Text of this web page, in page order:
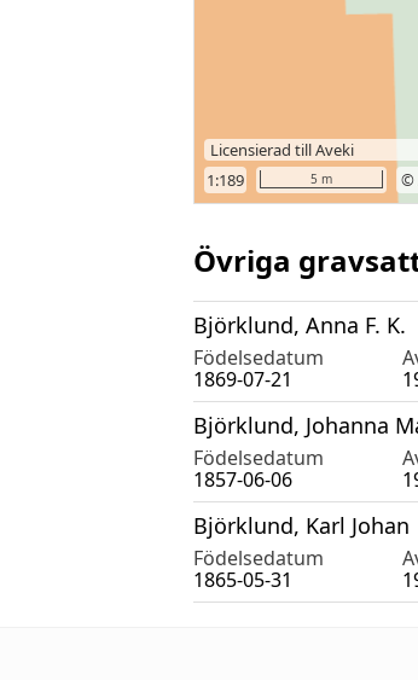
Övriga
Björklund, Anna F. K.
Födelsedatum
1869-07-21
Björklund, Johanna
Födelsedatum
1857-06-06
Björklund, Karl Johan
Födelsedatum
1865-05-31